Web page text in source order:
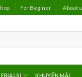
For Beginer About
KHUYẾN MÃI